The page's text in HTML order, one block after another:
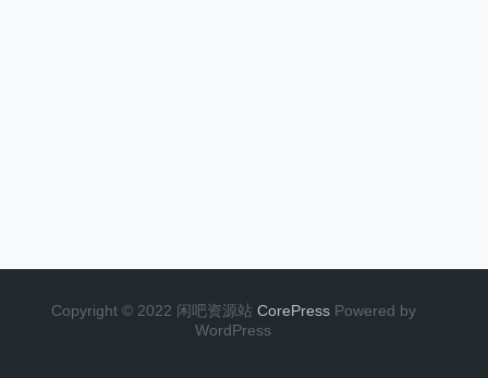
Copyright © 2022 闲吧资源站 CorePress Powered by
WordPress